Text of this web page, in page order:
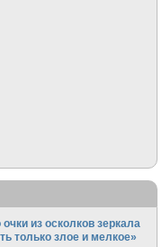
из осколков зеркала
только злое и мелкое»